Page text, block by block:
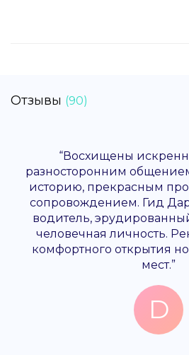
Отзывы (90)
“Восхищены
разносторонним
историю, прекрасным
сопровождением. Гид
водитель,
человечная личность.
комфортного открытия
мест.”
D